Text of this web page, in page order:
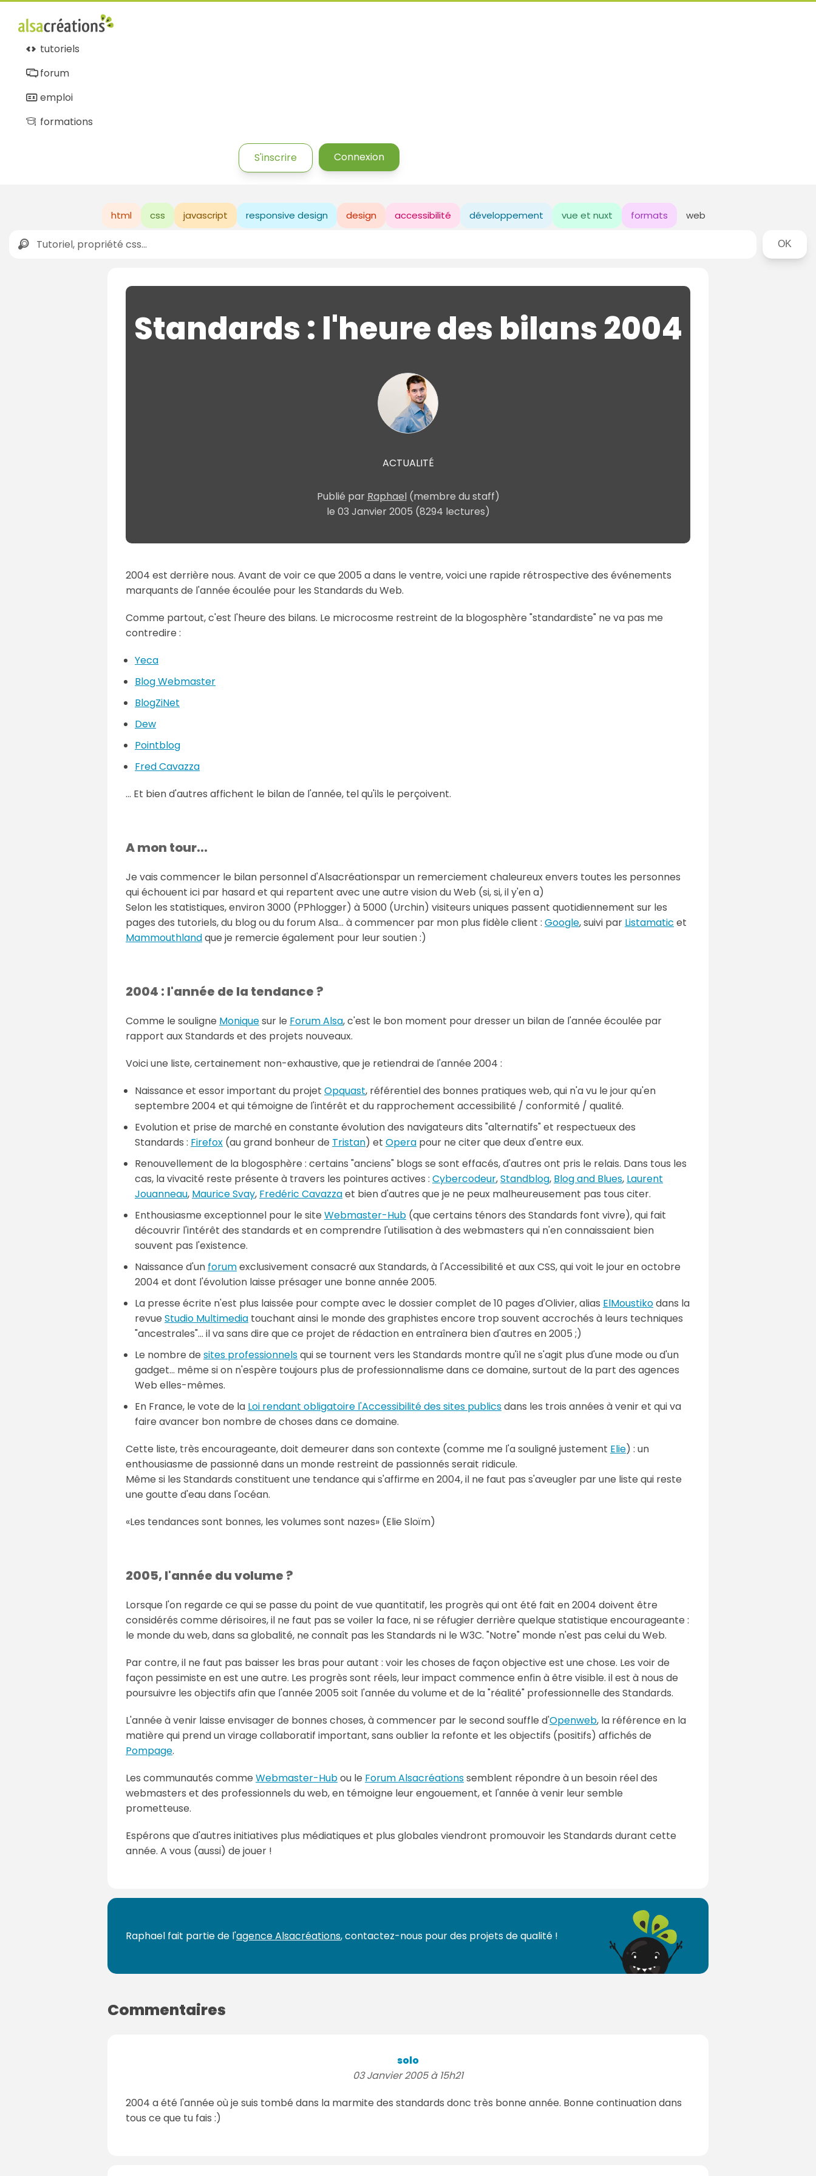
tutoriels
forum
emploi
formations
S'inscrire Connexion
html css javascript responsive design design accessibilité développement vue et nuxt formats web
Rechercher
Standards : l'heure des bilans 2004
ACTUALITÉ
Publié par Raphael (membre du staff)
le 03 Janvier 2005 (8294 lectures)
2004 est derrière nous. Avant de voir ce que 2005 a dans le ventre, voici une rapide rétrospective des événements
marquants de l'année écoulée pour les Standards du Web.
Comme partout, c'est l'heure des bilans. Le microcosme restreint de la blogosphère "standardiste" ne va pas me
contredire :
Yeca
Blog Webmaster
BlogZiNet
Dew
Pointblog
Fred Cavazza
... Et bien d'autres affichent le bilan de l'année, tel qu'ils le perçoivent.
A mon tour...
Je vais commencer le bilan personnel d'Alsacréationspar un remerciement chaleureux envers toutes les personnes
qui échouent ici par hasard et qui repartent avec une autre vision du Web (si, si, il y'en a)
Selon les statistiques, environ 3000 (PPhlogger) à 5000 (Urchin) visiteurs uniques passent quotidiennement sur les
pages des tutoriels, du blog ou du forum Alsa... à commencer par mon plus fidèle client : Google, suivi par Listamatic et
Mammouthlandque je remercie également pour leur soutien :)
2004 : l'année de la tendance ?
Comme le souligne Moniquesur le Forum Alsa, c'est le bon moment pour dresser un bilan de l'année écoulée par
rapport aux Standards et des projets nouveaux.
Voici une liste, certainement non-exhaustive, que je retiendrai de l'année 2004 :
Naissance et essor important du projet Opquast, référentiel des bonnes pratiques web, qui n'a vu le jour qu'en
septembre 2004 et qui témoigne de l'intérêt et du rapprochement accessibilité / conformité / qualité.
Evolution et prise de marché en constante évolution des navigateurs dits "alternatifs" et respectueux des
Standards : Firefox (au grand bonheur de Tristan) et Opera pour ne citer que deux d'entre eux.
Renouvellement de la blogosphère : certains "anciens" blogs se sont effacés, d'autres ont pris le relais. Dans tous les
cas, la vivacité reste présente à travers les pointures actives : Cybercodeur,Standblog, Blog and Blues, Laurent
Jouanneau, Maurice Svay, Fredéric Cavazzaet bien d'autres que je ne peux malheureusement pas tous citer.
Enthousiasme exceptionnel pour le site Webmaster-Hub (que certains ténors des Standards font vivre), qui fait
découvrir l'intérêt des standards et en comprendre l'utilisation à des webmasters qui n'en connaissaient bien
souvent pas l'existence.
Naissance d'un forumexclusivement consacré aux Standards, à l'Accessibilité et aux CSS, qui voit le jour en octobre
2004 et dont l'évolution laisse présager une bonne année 2005.
La presse écrite n'est plus laissée pour compte avec le dossier complet de 10 pages d'Olivier, alias ElMoustikodans la
revue Studio Multimedia touchant ainsi le monde des graphistes encore trop souvent accrochés à leurs techniques
"ancestrales"... il va sans dire que ce projet de rédaction en entraînera bien d'autres en 2005 ;)
Le nombre de sites professionnelsqui se tournent vers les Standards montre qu'il ne s'agit plus d'une mode ou d'un
gadget... même si on n'espère toujours plus de professionnalisme dans ce domaine, surtout de la part des agences
Web elles-mêmes.
En France, le vote de la Loi rendant obligatoire l'Accessibilité des sites publicsdans les trois années à venir et qui va
faire avancer bon nombre de choses dans ce domaine.
Cette liste, très encourageante, doit demeurer dans son contexte (comme me l'a souligné justement Elie) : un
enthousiasme de passionné dans un monde restreint de passionnés serait ridicule.
Même si les Standards constituent une tendance qui s'affirme en 2004, il ne faut pas s'aveugler par une liste qui reste
une goutte d'eau dans l'océan.
Les tendances sont bonnes, les volumes sont nazes (Elie Sloïm)
2005, l'année du volume ?
Lorsque l'on regarde ce qui se passe du point de vue quantitatif, les progrès qui ont été fait en 2004 doivent être
considérés comme dérisoires, il ne faut pas se voiler la face, ni se réfugier derrière quelque statistique encourageante :
le monde du web, dans sa globalité, ne connaît pas les Standards ni le W3C. "Notre" monde n'est pas celui du Web.
Par contre, il ne faut pas baisser les bras pour autant : voir les choses de façon objective est une chose. Les voir de
façon pessimiste en est une autre. Les progrès sont réels, leur impact commence enfin à être visible. il est à nous de
poursuivre les objectifs afin que l'année 2005 soit l'année du volume et de la "réalité" professionnelle des Standards.
L'année à venir laisse envisager de bonnes choses, à commencer par le second souffle d'Openweb, la référence en la
matière qui prend un virage collaboratif important, sans oublier la refonte et les objectifs (positifs) affichés de
Pompage.
Les communautés comme Webmaster-Hubou le Forum Alsacréationssemblent répondre à un besoin réel des
webmasters et des professionnels du web, en témoigne leur engouement, et l'année à venir leur semble
prometteuse.
Espérons que d'autres initiatives plus médiatiques et plus globales viendront promouvoir les Standards durant cette
année. A vous (aussi) de jouer !
Raphael fait partie de l'agence Alsacréations, contactez-nous pour des projets de qualité !
Commentaires
solo
03 Janvier 2005 à 15h21
2004 a été l'année où je suis tombé dans la marmite des standards donc très bonne année. Bonne continuation dans
tous ce que tu fais :)